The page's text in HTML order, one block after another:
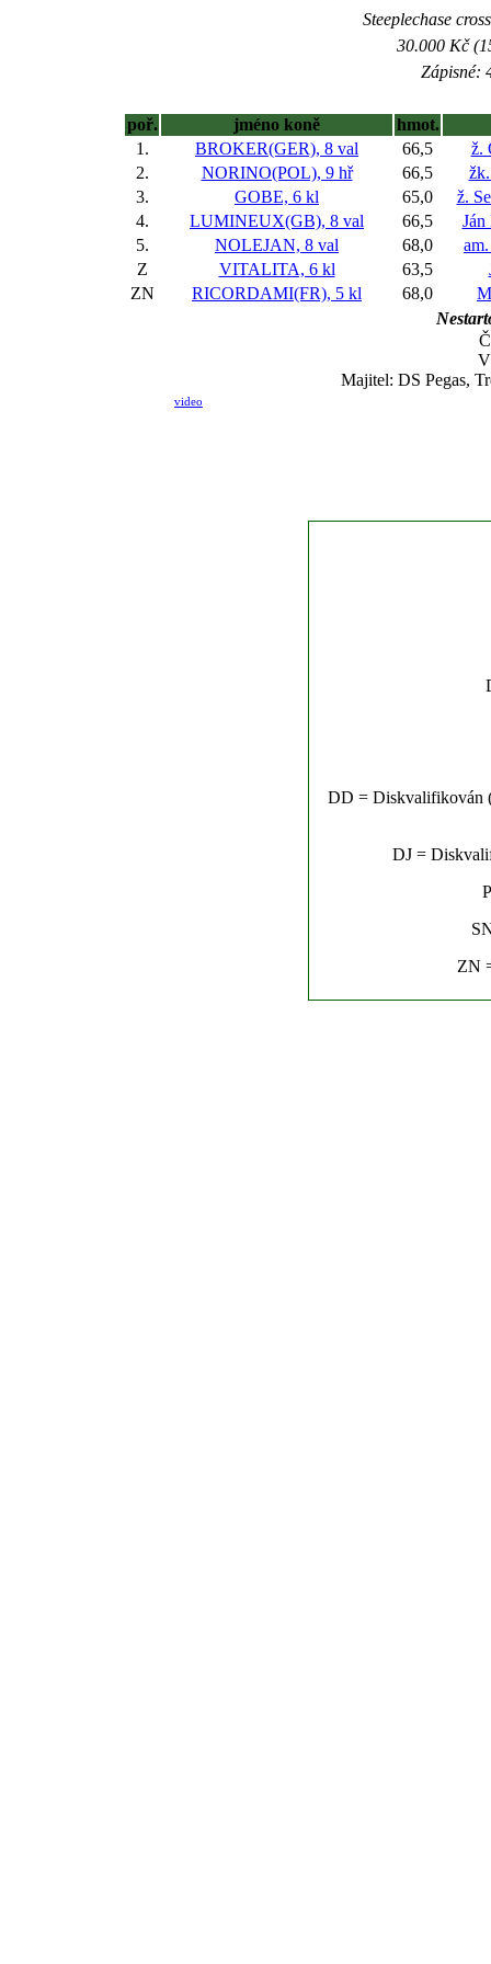
Steeplechase
30.000 Kč
Zápisné:
poř. jméno koně
hmot.
1.
BROKER(GER), 8 val 66,5
ž.
2.
NORINO(POL), 9 hř 66,5
3.
GOBE, 6 kl 65,0
ž.
4.
LUMINEUX(GB), 8 val 66,5
5.
NOLEJAN, 8 val 68,0
Z
VITALITA, 6 kl 63,5
ZN
RICORDAMI(FR), 5 kl 68,0
Majitel: DS Pegas,
video
DD = Diskvalifikován
DJ =
ZN